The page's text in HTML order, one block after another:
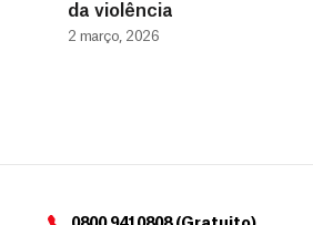
da violência
2 março, 2026